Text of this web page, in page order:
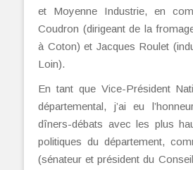
et Moyenne Industrie, en
Coudron (dirigeant de la
à Coton) et Jacques Roulet
Loin).
En tant que Vice-Président
départemental, j’ai eu
dîners-débats avec les plus
politiques du département,
(sénateur et président du